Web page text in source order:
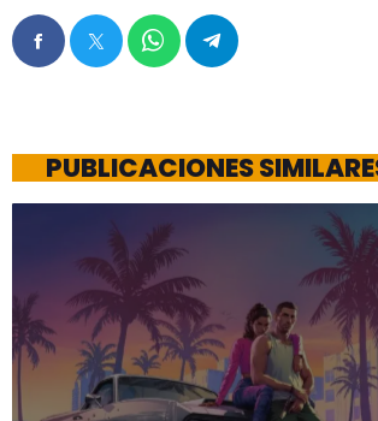
PUBLICACIONES